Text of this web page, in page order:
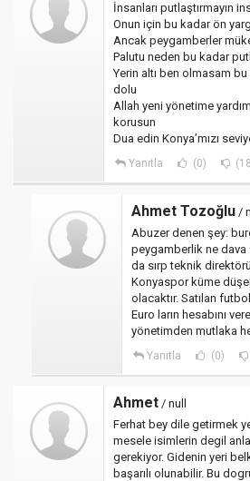
İnsanları putlaştırmayın
Onun için bu kadar ön
Ancak peygamberler
Palutu neden bu kadar
Yerin altı ben olmasam
dolu
Allah yeni yönetime
korusun
Dua edin Konya’mızı
Yanıtla (0)
Ahmet Tozoğlu /
Abuzer denen şey:
peygamberlik ne dava
da sırp teknik
Konyaspor küme
olacaktır. Satılan
Euro ların hesabını
yönetimden mutlaka
Yanıtla (0)
Ahmet / null
Ferhat bey dile getirmek
mesele isimlerin degil
gerekiyor. Gidenin yeri
başarılı olunabilir. Bu